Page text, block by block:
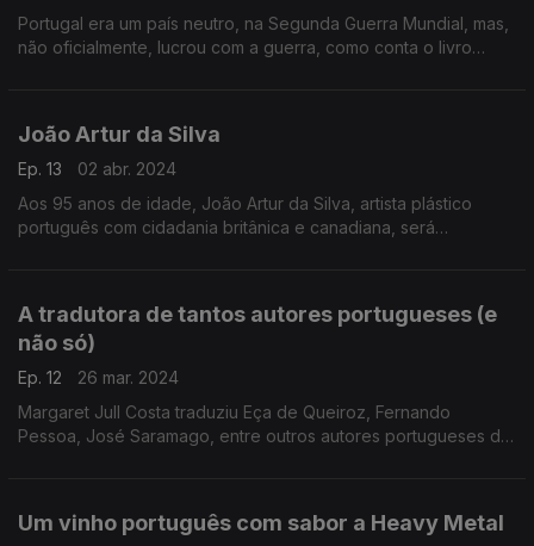
Portugal era um país neutro, na Segunda Guerra Mundial, mas,
não oficialmente, lucrou com a guerra, como conta o livro
João Artur da Silva
Ep. 13
02 abr. 2024
Aos 95 anos de idade, João Artur da Silva, artista plástico
português com cidadania britânica e canadiana, será
A tradutora de tantos autores portugueses (e
não só)
Ep. 12
26 mar. 2024
Margaret Jull Costa traduziu Eça de Queiroz, Fernando
Pessoa, José Saramago, entre outros autores portugueses do
Um vinho português com sabor a Heavy Metal